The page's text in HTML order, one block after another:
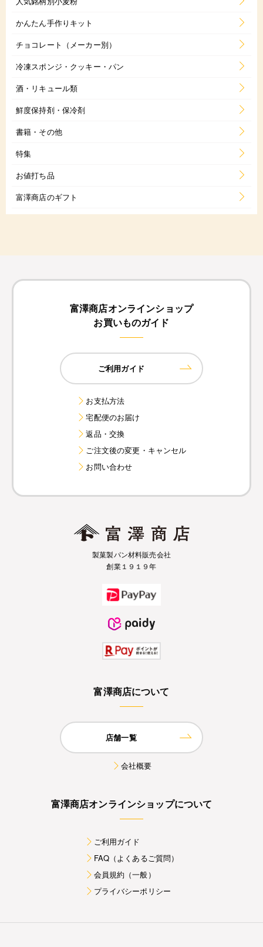
かんたん手作りキット
チョコレート（メーカー別）
冷凍スポンジ・クッキー・パン
酒・リキュール類
鮮度保持剤・保冷剤
書籍・その他
特集
お値打ち品
富澤商店のギフト
富澤商店オンラインショップ
お買いものガイド
ご利用ガイド
お支払方法
宅配便のお届け
返品・交換
ご注文後の変更・キャンセル
お問い合わせ
製菓製パン材料販売会社
創業１９１９年
富澤商店について
店舗一覧
会社概要
富澤商店オンラインショップについて
ご利用ガイド
FAQ（よくあるご質問）
会員規約（一般）
プライバシーポリシー